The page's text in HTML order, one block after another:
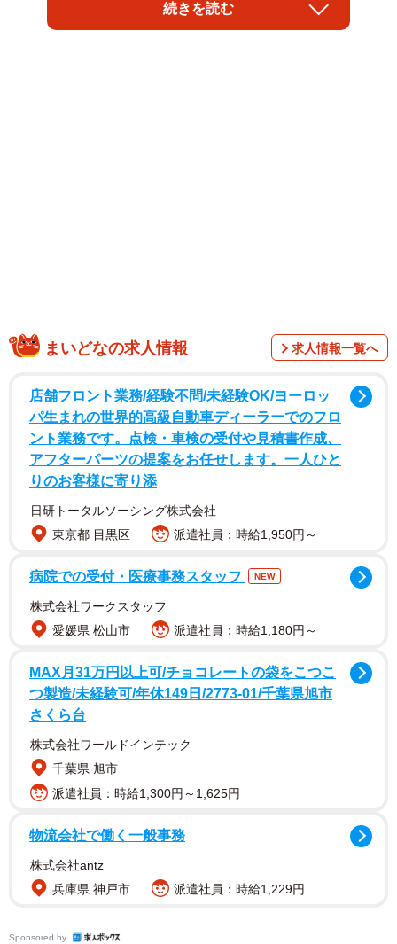
年）でテレビドラマ初主演を果たした女優加藤小夏さんの
ファースト写真集（税込3300円、東京ニュース通信社）
撮影は、2023年6月26日、加藤さんの24歳の誕生日当日か
クスした撮影では、普段見せることのないキャミソール姿
やホテルの一室でのひと時など、貴重な写真をふんだんに
収めています。可憐なルックスと妖艶さを兼ね備えた加藤
さんの唯一無二の透明感と美しさを堪能できる写真集に仕
上がっています。
「加藤小夏ファースト写真集（仮）」（東京ニュース通信社刊） 撮影／
続きを読む
まいどなの求人情報 求人情報一覧へ
店舗フロント業務/経験不問/未経験OK/ヨーロッ
パ生まれの世界的高級自動車ディーラーでのフロ
ント業務です。点検・車検の受付や見積書作成、
アフターパーツの提案をお任せします。一人ひと
りのお客様に寄り添
日研トータルソーシング株式会社
東京都 目黒区
派遣社員：時給1,950円～
病院での受付・医療事務スタッフ NEW
株式会社ワークスタッフ
愛媛県 松山市
派遣社員：時給1,180円～
MAX月31万円以上可/チョコレートの袋をこつこ
つ製造/未経験可/年休149日/2773-01/千葉県旭市
さくら台
株式会社ワールドインテック
千葉県 旭市
派遣社員：時給1,300円～1,625円
物流会社で働く一般事務
株式会社antz
兵庫県 神戸市
派遣社員：時給1,229円
Sponsored by